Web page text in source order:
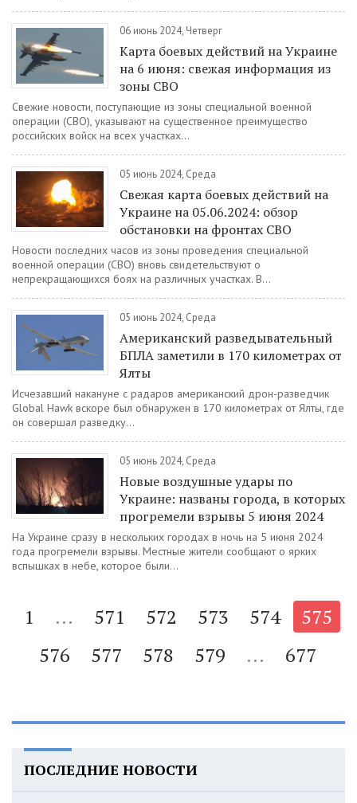
06 июнь 2024, Четверг
Карта боевых действий на Украине
на 6 июня: свежая информация из
зоны СВО
Свежие новости, поступающие из зоны специальной военной
операции (СВО), указывают на существенное преимущество
российских войск на всех участках...
05 июнь 2024, Среда
Свежая карта боевых действий на
Украине на 05.06.2024: обзор
обстановки на фронтах СВО
Новости последних часов из зоны проведения специальной
военной операции (СВО) вновь свидетельствуют о
непрекращающихся боях на различных участках. В...
05 июнь 2024, Среда
Американский разведывательный
БПЛА заметили в 170 километрах от
Ялты
Исчезавший накануне с радаров американский дрон-разведчик
Global Hawk вскоре был обнаружен в 170 километрах от Ялты, где
он совершал разведку...
05 июнь 2024, Среда
Новые воздушные удары по
Украине: названы города, в которых
прогремели взрывы 5 июня 2024
На Украине сразу в нескольких городах в ночь на 5 июня 2024
года прогремели взрывы. Местные жители сообщают о ярких
вспышках в небе, которое были...
1 ... 571 572 573 574
575
576
577 578 579 ... 677
ПОСЛЕДНИЕ НОВОСТИ